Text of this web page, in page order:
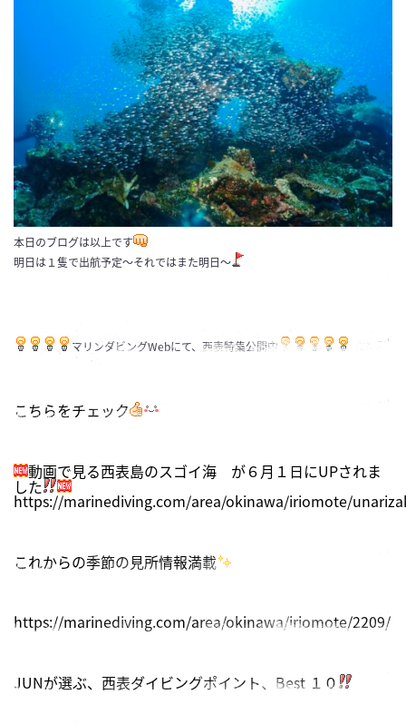
本日のブログは以上です
明日は１隻で出航予定〜それではまた明日〜
マリンダビングWebにて、西表特集公開中
こちらをチェック
動画で見る西表島のスゴイ海 が６月１日にUPされま
した
https://marinediving.com/area/okinawa/iriomote/
これからの季節の見所情報満載
https://marinediving.com/area/okinawa/iriomote/2209/
JUNが選ぶ、西表ダイビングポイント、Best １０